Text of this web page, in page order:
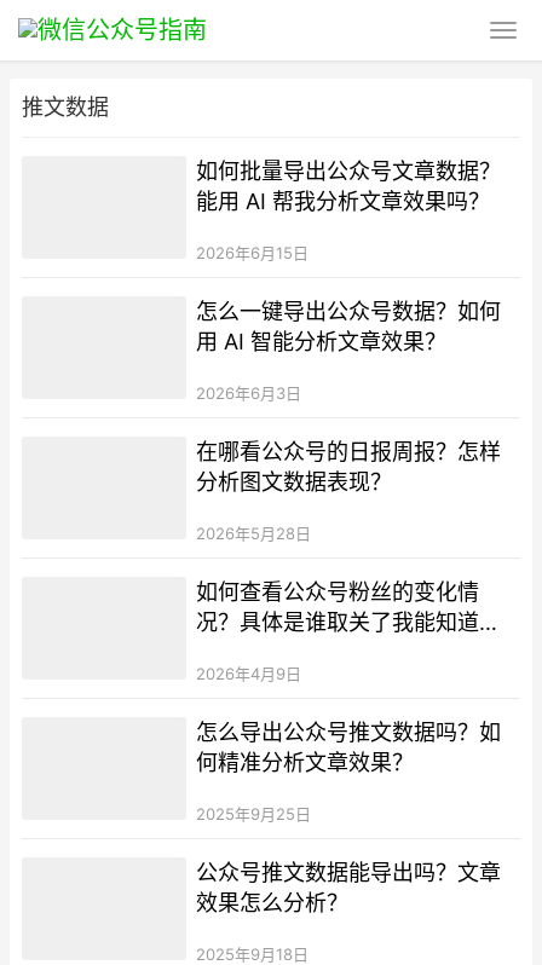
推文数据
如何批量导出公众号文章数据？
能用 AI 帮我分析文章效果吗？
2026年6月15日
怎么一键导出公众号数据？如何
用 AI 智能分析文章效果？
2026年6月3日
在哪看公众号的日报周报？怎样
分析图文数据表现？
2026年5月28日
如何查看公众号粉丝的变化情
况？具体是谁取关了我能知道
2026年4月9日
怎么导出公众号推文数据吗？如
何精准分析文章效果？
2025年9月25日
公众号推文数据能导出吗？文章
效果怎么分析？
2025年9月18日